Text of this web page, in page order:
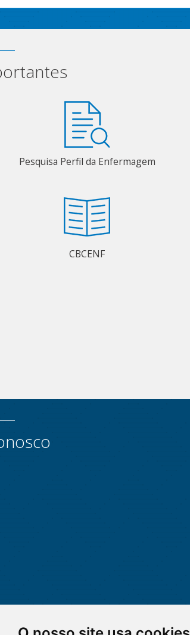
Pesquisa Perfil da Enfermagem
CBCENF